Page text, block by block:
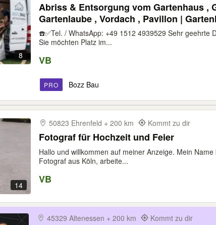
8
Abriss & Entsorgung vom Gartenhaus ,
Gartenlaube , Vordach , Pavillon |
vom Profi: Rückbau, Abtransport &
Übergabe
☎️✅Tel. / WhatsApp: +49 1512 4939529 Sehr geehrte
Sie möchten Platz im...
VB
PRO Bozz Bau
14
50823 Ehrenfeld + 200 km Kommt zu dir
Fotograf für Hochzeit und Feier
Hallo und willkommen auf meiner Anzeige. Mein
Fotograf aus Köln, arbeite...
VB
45329 Altenessen + 200 km Kommt zu dir